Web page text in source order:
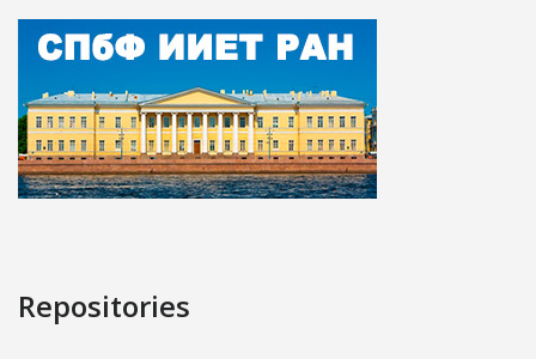
Repositories